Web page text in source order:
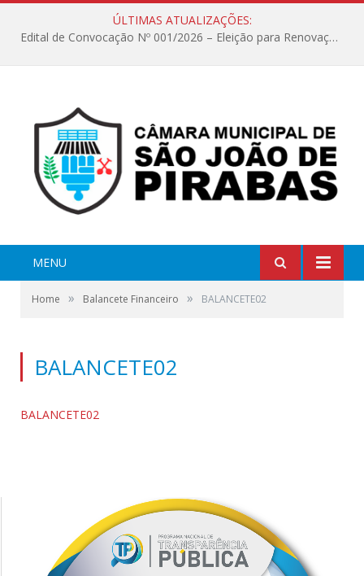
ÚLTIMAS ATUALIZAÇÕES:
Edital de Convocação Nº 001/2026 – Eleição para Renovação da Mesa Diretora – Biênio 2027/2028
MENU
Home » Balancete Financeiro » BALANCETE02
BALANCETE02
BALANCETE02